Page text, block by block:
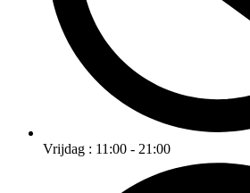
Vrijdag : 11:00 - 21:00